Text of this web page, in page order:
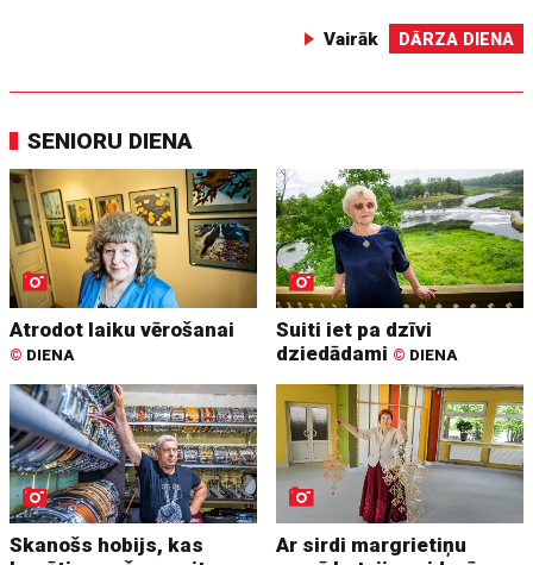
Vairāk DĀRZA DIENA
SENIORU DIENA
Atrodot laiku vērošanai
© DIENA
Suiti iet pa dzīvi
dziedādami © DIENA
Skanošs hobijs, kas
Ar sirdi margrietiņu